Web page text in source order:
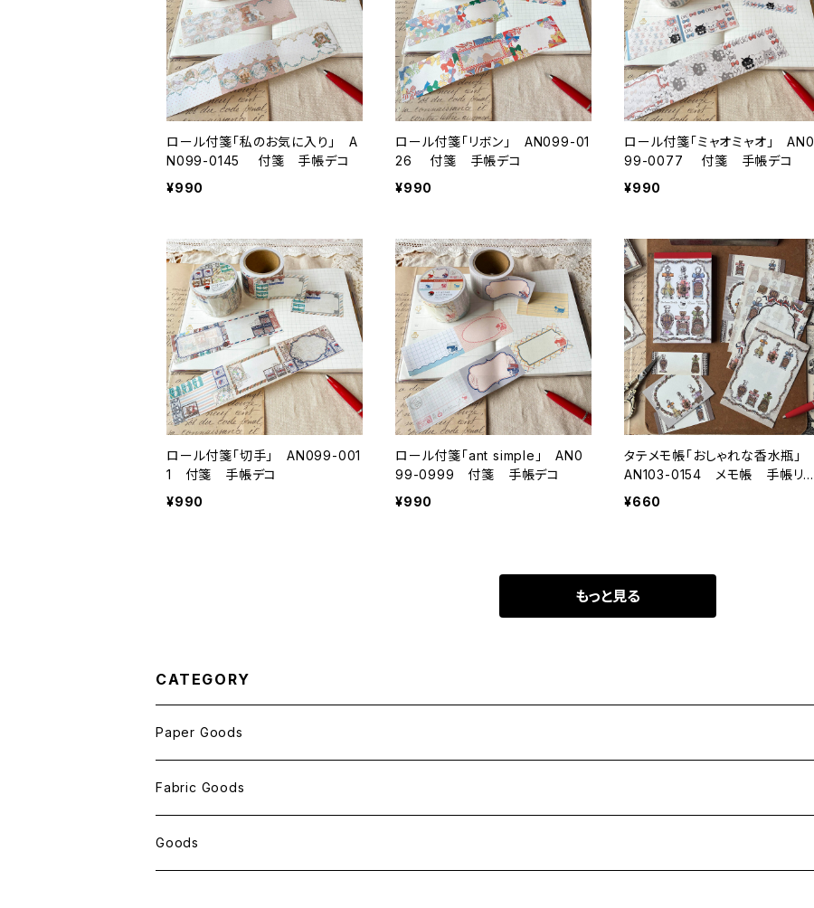
ロール付箋「私のお気に入り」 A
N099-0145 付箋 手帳デコ
¥990
ロール付箋「リボン」 AN099-01
26 付箋 手帳デコ
¥990
ロール付箋「ミャオミャオ」 AN0
99-0077 付箋 手帳デコ
¥990
ロール付箋「切手」 AN099-001
1 付箋 手帳デコ
¥990
ロール付箋「ant simple」 AN0
99-0999 付箋 手帳デコ
¥990
タテメモ帳「おしゃれな香水瓶」
AN103-0154 メモ帳 手帳リフ
ィル（穴なし） ミニ6 M6
¥660
もっと見る
CATEGORY
Paper Goods
おしゃれ紙
ポストカード
Fabric Goods
ポーチ
Goods